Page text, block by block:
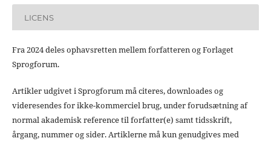
LICENS
Fra 2024 deles ophavsretten mellem forfatteren og Forlaget
Sprogforum.
Artikler udgivet i Sprogforum må citeres, downloades og
videresendes for ikke-kommerciel brug, under forudsætning af
normal akademisk reference til forfatter(e) samt tidsskrift,
årgang, nummer og sider. Artiklerne må kun genudgives med